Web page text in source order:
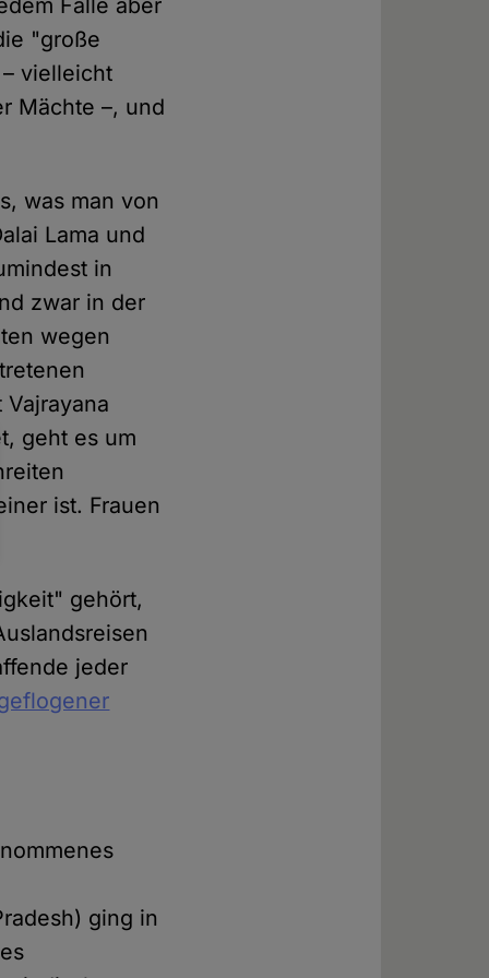
Falle aber
"große
vielleicht
Mächte –, und
was man von
Lama und
in
zwar in der
wegen
geht es um
ist. Frauen
gehört,
jeder
ging in